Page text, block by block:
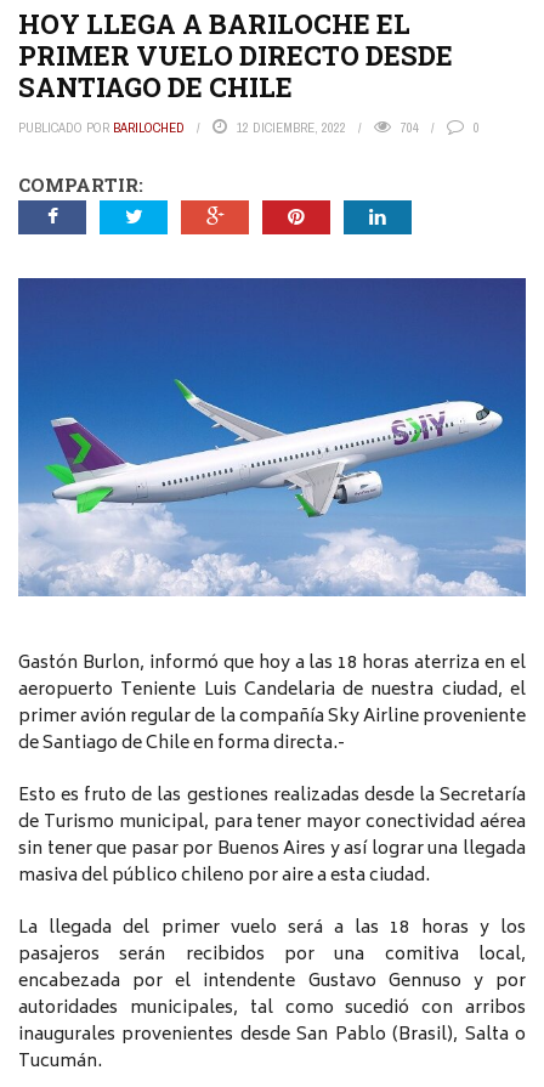
HOY LLEGA A BARILOCHE EL
PRIMER VUELO DIRECTO DESDE
SANTIAGO DE CHILE
PUBLICADO POR BARILOCHED 12 DICIEMBRE, 2022 704 0
COMPARTIR:
Gastón Burlon, informó que hoy a las 18 horas aterriza en el
aeropuerto Teniente Luis Candelaria de nuestra ciudad, el
primer avión regular de la compañía Sky Airline proveniente
de Santiago de Chile en forma directa.-
Esto es fruto de las gestiones realizadas desde la Secretaría
de Turismo municipal, para tener mayor conectividad aérea
sin tener que pasar por Buenos Aires y así lograr una llegada
masiva del público chileno por aire a esta ciudad.
La llegada del primer vuelo será a las 18 horas y los
pasajeros serán recibidos por una comitiva local,
encabezada por el intendente Gustavo Gennuso y por
autoridades municipales, tal como sucedió con arribos
inaugurales provenientes desde San Pablo (Brasil), Salta o
Tucumán.